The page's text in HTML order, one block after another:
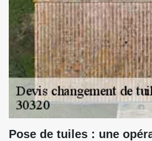
Pose de tuiles : une